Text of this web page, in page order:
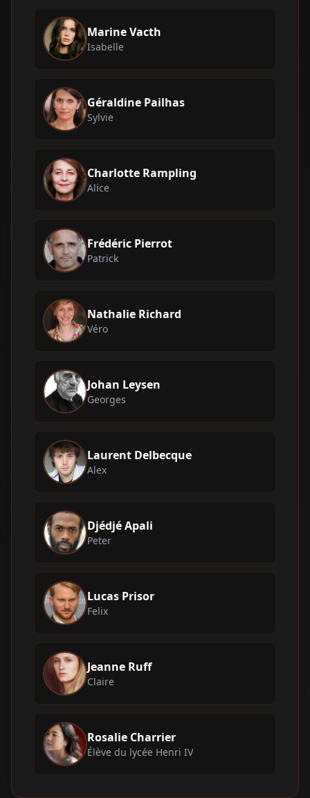
Marine Vacth
Isabelle
Géraldine Pailhas
Sylvie
Charlotte Rampling
Alice
Frédéric Pierrot
Patrick
Nathalie Richard
Véro
Johan Leysen
Georges
Laurent Delbecque
Alex
Djédjé Apali
Peter
Lucas Prisor
Felix
Jeanne Ruff
Claire
Rosalie Charrier
Élève du lycée Henri IV